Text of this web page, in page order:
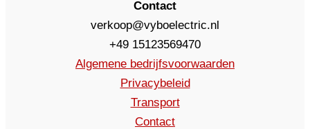
Contact
verkoop@vyboelectric.nl
+49 15123569470
Algemene bedrijfsvoorwaarden
Privacybeleid
Transport
Contact